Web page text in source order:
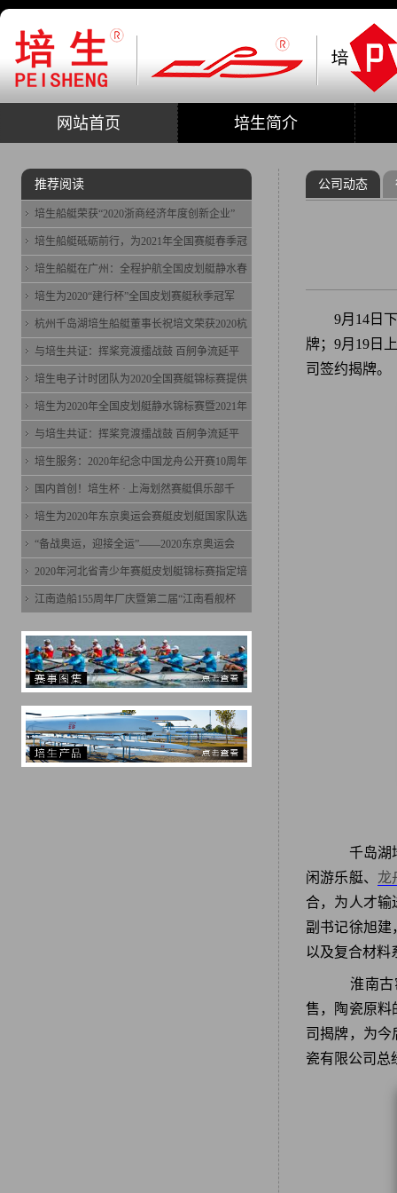
网站首页 培生简介
公司动态
9月14日
牌；9月19日
司签约揭牌。
千岛湖
闲游乐艇、 龙
合，为人才输
副书记徐旭建
以及复合材料
淮南古
售，陶瓷原料
司揭牌，为今
瓷有限公司总
推荐阅读
培生船艇荣获“2020浙商经济年度创新企业”
培生船艇砥砺前行，为2021年全国赛艇春季冠
培生船艇在广州：全程护航全国皮划艇静水春
培生为2020“建行杯”全国皮划赛艇秋季冠军
杭州千岛湖培生船艇董事长祝培文荣获2020杭
与培生共证：挥桨竞渡擂战鼓 百舸争流延平
培生电子计时团队为2020全国赛艇锦标赛提供
培生为2020年全国皮划艇静水锦标赛暨2021年
与培生共证：挥桨竞渡擂战鼓 百舸争流延平
培生服务：2020年纪念中国龙舟公开赛10周年
国内首创！培生杯 · 上海划然赛艇俱乐部千
培生为2020年东京奥运会赛艇皮划艇国家队选
“备战奥运，迎接全运”——2020东京奥运会
2020年河北省青少年赛艇皮划艇锦标赛指定培
江南造船155周年厂庆暨第二届“江南看舰杯